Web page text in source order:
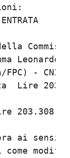
di
d'ora ai
31